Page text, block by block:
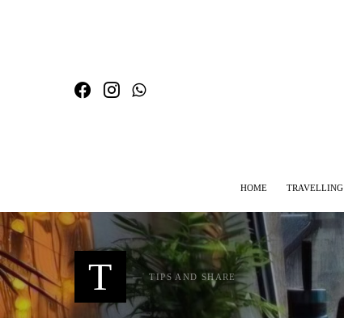
HOME TRAVELLING
T TIPS AND SHARE